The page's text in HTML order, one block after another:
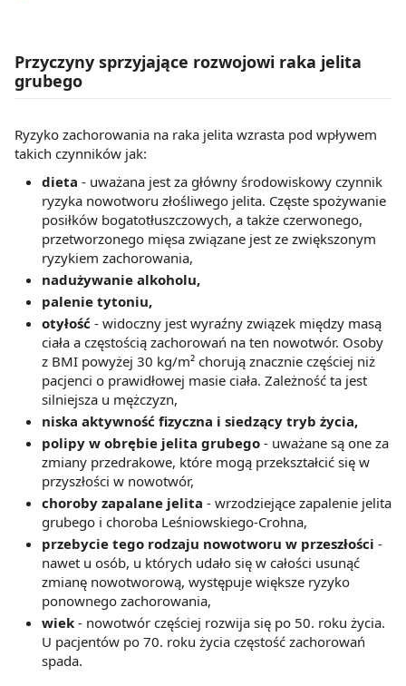
Przyczyny sprzyjające rozwojowi raka jelita
grubego
Ryzyko zachorowania na raka jelita wzrasta pod wpływem
takich czynników jak:
dieta - uważana jest za główny środowiskowy czynnik
ryzyka nowotworu złośliwego jelita. Częste spożywanie
posiłków bogatotłuszczowych, a także czerwonego,
przetworzonego mięsa związane jest ze zwiększonym
ryzykiem zachorowania,
nadużywanie alkoholu,
palenie tytoniu,
otyłość - widoczny jest wyraźny związek między masą
ciała a częstością zachorowań na ten nowotwór. Osoby
z BMI powyżej 30 kg/m² chorują znacznie częściej niż
pacjenci o prawidłowej masie ciała. Zależność ta jest
silniejsza u mężczyzn,
niska aktywność fizyczna i siedzący tryb życia,
polipy w obrębie jelita grubego - uważane są one za
zmiany przedrakowe, które mogą przekształcić się w
przyszłości w nowotwór,
choroby zapalane jelita - wrzodziejące zapalenie jelita
grubego i choroba Leśniowskiego-Crohna,
przebycie tego rodzaju nowotworu w przeszłości -
nawet u osób, u których udało się w całości usunąć
zmianę nowotworową, występuje większe ryzyko
ponownego zachorowania,
wiek - nowotwór częściej rozwija się po 50. roku życia.
U pacjentów po 70. roku życia częstość zachorowań
spada.